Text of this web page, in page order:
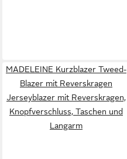
MADELEINE Kurzblazer Tweed-
Blazer mit Reverskragen
Jerseyblazer mit Reverskragen,
Knopfverschluss, Taschen und
Langarm